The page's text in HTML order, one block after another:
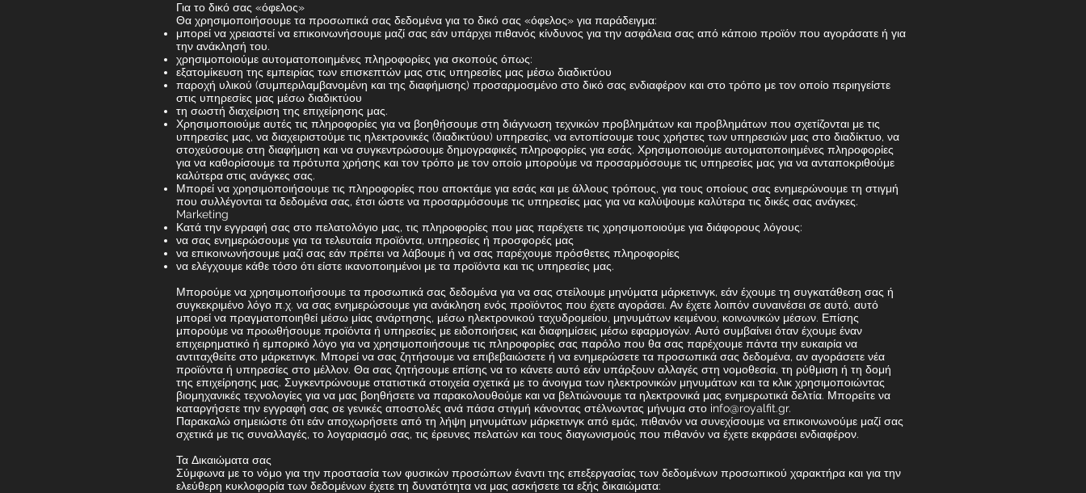
Για το δικό σας «όφελος»
Θα χρησιμοποιήσουμε τα προσωπικά σας δεδομένα για το δικό σας «όφελος» για παράδειγμα:
μπορεί να χρειαστεί να επικοινωνήσουμε μαζί σας εάν υπάρχει πιθανός κίνδυνος για την ασφάλεια σας από κάποιο προϊόν που αγοράσατε ή για
την ανάκλησή του.
χρησιμοποιούμε αυτοματοποιημένες πληροφορίες για σκοπούς όπως:
εξατομίκευση της εμπειρίας των επισκεπτών μας στις υπηρεσίες μας μέσω διαδικτύου
παροχή υλικού (συμπεριλαμβανομένη και της διαφήμισης) προσαρμοσμένο στο δικό σας ενδιαφέρον και στο τρόπο με τον οποίο περιηγείστε
στις υπηρεσίες μας μέσω διαδικτύου
τη σωστή διαχείριση της επιχείρησης μας.
Χρησιμοποιούμε αυτές τις πληροφορίες για να βοηθήσουμε στη διάγνωση τεχνικών προβλημάτων και προβλημάτων που σχετίζονται με τις
υπηρεσίες μας, να διαχειριστούμε τις ηλεκτρονικές (διαδικτύου) υπηρεσίες, να εντοπίσουμε τους χρήστες των υπηρεσιών μας στο διαδίκτυο, να
στοχεύσουμε στη διαφήμιση και να συγκεντρώσουμε δημογραφικές πληροφορίες για εσάς. Χρησιμοποιούμε αυτοματοποιημένες πληροφορίες
για να καθορίσουμε τα πρότυπα χρήσης και τον τρόπο με τον οποίο μπορούμε να προσαρμόσουμε τις υπηρεσίες μας για να ανταποκριθούμε
καλύτερα στις ανάγκες σας.
Μπορεί να χρησιμοποιήσουμε τις πληροφορίες που αποκτάμε για εσάς και με άλλους τρόπους, για τους οποίους σας ενημερώνουμε τη στιγμή
που συλλέγονται τα δεδομένα σας, έτσι ώστε να προσαρμόσουμε τις υπηρεσίες μας για να καλύψουμε καλύτερα τις δικές σας ανάγκες.
Marketing
Κατά την εγγραφή σας στο πελατολόγιο μας, τις πληροφορίες που μας παρέχετε τις χρησιμοποιούμε για διάφορους λόγους:
να σας ενημερώσουμε για τα τελευταία προϊόντα, υπηρεσίες ή προσφορές μας
να επικοινωνήσουμε μαζί σας εάν πρέπει να λάβουμε ή να σας παρέχουμε πρόσθετες πληροφορίες
να ελέγχουμε κάθε τόσο ότι είστε ικανοποιημένοι με τα προϊόντα και τις υπηρεσίες μας.
Μπορούμε να χρησιμοποιήσουμε τα προσωπικά σας δεδομένα για να σας στείλουμε μηνύματα μάρκετινγκ, εάν έχουμε τη συγκατάθεση σας ή
συγκεκριμένο λόγο π.χ. να σας ενημερώσουμε για ανάκληση ενός προϊόντος που έχετε αγοράσει. Αν έχετε λοιπόν συναινέσει σε αυτό, αυτό
μπορεί να πραγματοποιηθεί μέσω μίας ανάρτησης, μέσω ηλεκτρονικού ταχυδρομείου, μηνυμάτων κειμένου, κοινωνικών μέσων. Επίσης
μπορούμε να προωθήσουμε προϊόντα ή υπηρεσίες με ειδοποιήσεις και διαφημίσεις μέσω εφαρμογών. Αυτό συμβαίνει όταν έχουμε έναν
επιχειρηματικό ή εμπορικό λόγο για να χρησιμοποιήσουμε τις πληροφορίες σας παρόλο που θα σας παρέχουμε πάντα την ευκαιρία να
αντιταχθείτε στο μάρκετινγκ. Μπορεί να σας ζητήσουμε να επιβεβαιώσετε ή να ενημερώσετε τα προσωπικά σας δεδομένα, αν αγοράσετε νέα
προϊόντα ή υπηρεσίες στο μέλλον. Θα σας ζητήσουμε επίσης να το κάνετε αυτό εάν υπάρξουν αλλαγές στη νομοθεσία, τη ρύθμιση ή τη δομή
της επιχείρησης μας. Συγκεντρώνουμε στατιστικά στοιχεία σχετικά με το άνοιγμα των ηλεκτρονικών μηνυμάτων και τα κλικ χρησιμοποιώντας
βιομηχανικές τεχνολογίες για να μας βοηθήσετε να παρακολουθούμε και να βελτιώνουμε τα ηλεκτρονικά μας ενημερωτικά δελτία. Μπορείτε να
καταργήσετε την εγγραφή σας σε γενικές αποστολές ανά πάσα στιγμή κάνοντας στέλνωντας μήνυμα στο info@royalfit.gr.
Παρακαλώ σημειώστε ότι εάν αποχωρήσετε από τη λήψη μηνυμάτων μάρκετινγκ από εμάς, πιθανόν να συνεχίσουμε να επικοινωνούμε μαζί σας
σχετικά με τις συναλλαγές, το λογαριασμό σας, τις έρευνες πελατών και τους διαγωνισμούς που πιθανόν να έχετε εκφράσει ενδιαφέρον.
Τα Δικαιώματα σας
Σύμφωνα με το νόμο για την προστασία των φυσικών προσώπων έναντι της επεξεργασίας των δεδομένων προσωπικού χαρακτήρα και για την
ελεύθερη κυκλοφορία των δεδομένων έχετε τη δυνατότητα να μας ασκήσετε τα εξής δικαιώματα: